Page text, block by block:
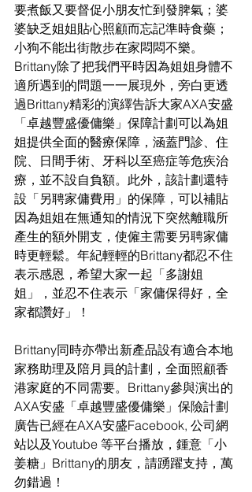
要煮飯又要督促小朋友忙到發脾氣；婆
婆缺乏姐姐貼心照顧而忘記準時食藥；
小狗不能出街散步在家悶悶不樂。
Brittany除了把我們平時因為姐姐身體不
適所遇到的問題一一展現外，旁白更透
過Brittany精彩的演繹告訴大家AXA安盛
「卓越豐盛優傭樂」保障計劃可以為姐
姐提供全面的醫療保障，涵蓋門診、住
院、日間手術、牙科以至癌症等危疾治
療，並不設自負額。此外，該計劃還特
設「另聘家傭費用」的保障，可以補貼
因為姐姐在無通知的情況下突然離職所
產生的額外開支，使僱主需要另聘家傭
時更輕鬆。年紀輕輕的Brittany都忍不住
表示感恩，希望大家一起「多謝姐
姐」，並忍不住表示「家傭保得好，全
家都讚好」！
Brittany同時亦帶出新產品設有適合本地
家務助理及陪月員的計劃，全面照顧香
港家庭的不同需要。Brittany參與演出的
AXA安盛「卓越豐盛優傭樂」保險計劃
廣告已經在AXA安盛Facebook, 公司網
站以及Youtube 等平台播放，鍾意「小
姜糖」Brittany的朋友，請踴躍支持，萬
勿錯過！